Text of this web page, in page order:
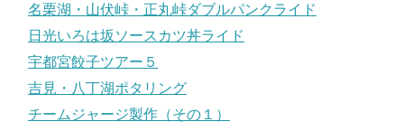
名栗湖・山伏峠・正丸峠ダブルパンクライド
日光いろは坂ソースカツ丼ライド
宇都宮餃子ツアー５
吉見・八丁湖ポタリング
チームジャージ製作（その１）